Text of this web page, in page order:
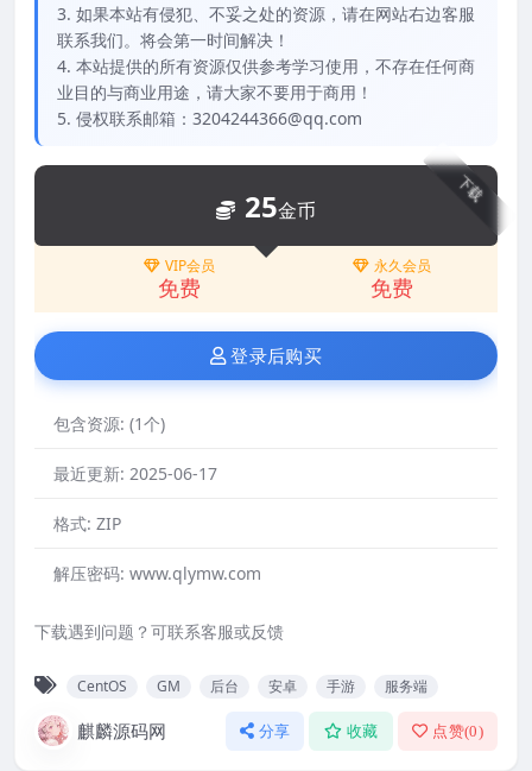
3. 如果本站有侵犯、不妥之处的资源，请在网站右边客服
联系我们。将会第一时间解决！
4. 本站提供的所有资源仅供参考学习使用，不存在任何商
业目的与商业用途，请大家不要用于商用！
5. 侵权联系邮箱：3204244366@qq.com
下载
25金币
VIP会员
免费
永久会员
免费
登录后购买
包含资源: (1个)
最近更新: 2025-06-17
格式: ZIP
解压密码: www.qlymw.com
下载遇到问题？可联系客服或反馈
CentOS GM 后台 安卓 手游 服务端
麒麟源码网 分享 收藏 点赞(0)